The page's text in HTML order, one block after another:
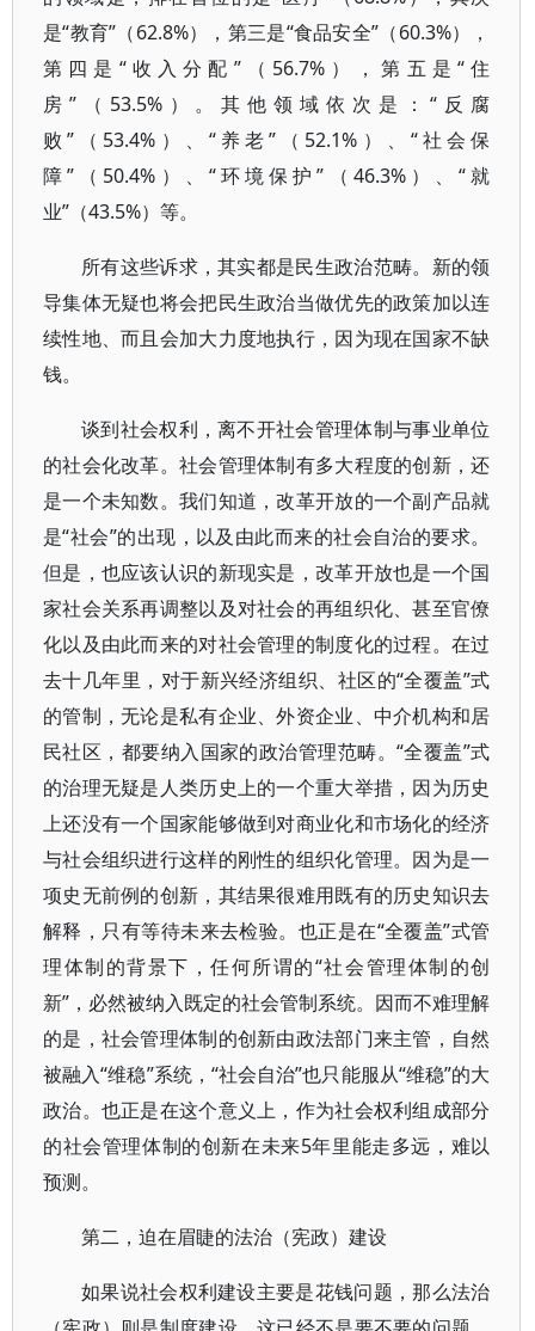
是“教育”（62.8%），第三是“食品安全”（60.3%），
第四是“收入分配”（56.7%），第五是“住
房”（53.5%）。其他领域依次是：“反腐
败”（53.4%）、“养老”（52.1%）、“社会保
障”（50.4%）、“环境保护”（46.3%）、“就
业”（43.5%）等。
所有这些诉求，其实都是民生政治范畴。新的领
导集体无疑也将会把民生政治当做优先的政策加以连
续性地、而且会加大力度地执行，因为现在国家不缺
钱。
谈到社会权利，离不开社会管理体制与事业单位
的社会化改革。社会管理体制有多大程度的创新，还
是一个未知数。我们知道，改革开放的一个副产品就
是“社会”的出现，以及由此而来的社会自治的要求。
但是，也应该认识的新现实是，改革开放也是一个国
家社会关系再调整以及对社会的再组织化、甚至官僚
化以及由此而来的对社会管理的制度化的过程。在过
去十几年里，对于新兴经济组织、社区的“全覆盖”式
的管制，无论是私有企业、外资企业、中介机构和居
民社区，都要纳入国家的政治管理范畴。“全覆盖”式
的治理无疑是人类历史上的一个重大举措，因为历史
上还没有一个国家能够做到对商业化和市场化的经济
与社会组织进行这样的刚性的组织化管理。因为是一
项史无前例的创新，其结果很难用既有的历史知识去
解释，只有等待未来去检验。也正是在“全覆盖”式管
理体制的背景下，任何所谓的“社会管理体制的创
新”，必然被纳入既定的社会管制系统。因而不难理解
的是，社会管理体制的创新由政法部门来主管，自然
被融入“维稳”系统，“社会自治”也只能服从“维稳”的大
政治。也正是在这个意义上，作为社会权利组成部分
的社会管理体制的创新在未来5年里能走多远，难以
预测。
第二，迫在眉睫的法治（宪政）建设
如果说社会权利建设主要是花钱问题，那么法治